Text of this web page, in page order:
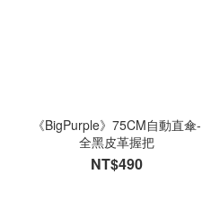
《BigPurple》75CM自動直傘-
全黑皮革握把
NT$490